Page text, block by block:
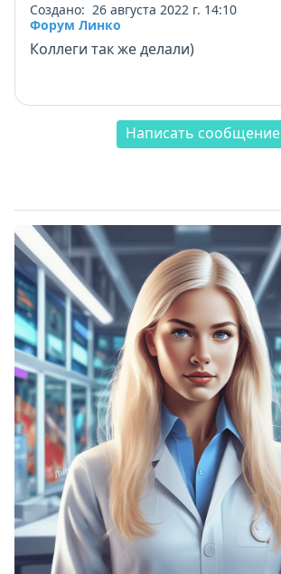
Создано: 26 августа 2022 г. 14:10
Форум Линко
Коллеги так же делали)
Написать сообщение